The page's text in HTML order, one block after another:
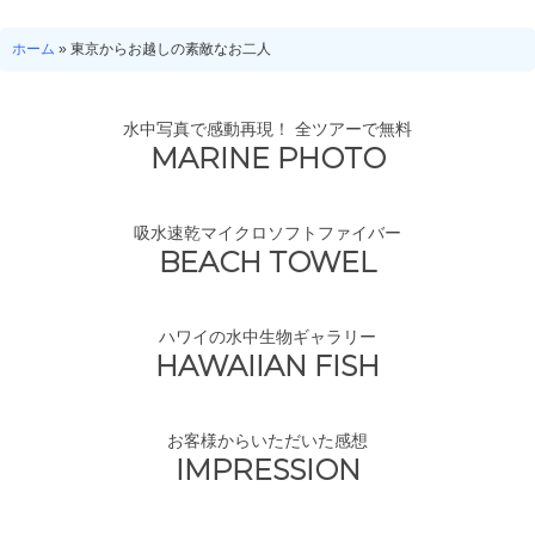
ホーム » 東京からお越しの素敵なお二人
水中写真で感動再現！ 全ツアーで無料
MARINE PHOTO
吸水速乾マイクロソフトファイバー
BEACH TOWEL
ハワイの水中生物ギャラリー
HAWAIIAN FISH
お客様からいただいた感想
IMPRESSION